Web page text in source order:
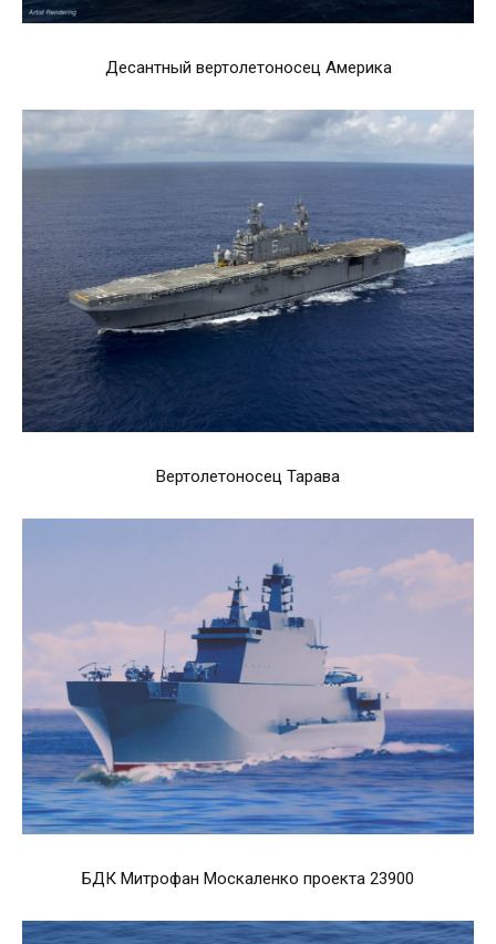
Десантный вертолетоносец Америка
Вертолетоносец Тарава
БДК Митрофан Москаленко проекта 23900